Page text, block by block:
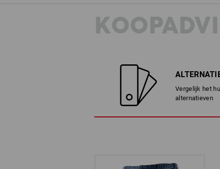
Vergelijk het
alternatieven